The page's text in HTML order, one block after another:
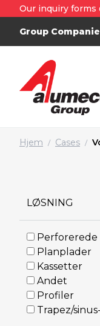
Our inquiry forms
Group
Hjem / Cases /
LØSNING
Planplader
Kassetter
Andet
Profiler
Trapez/